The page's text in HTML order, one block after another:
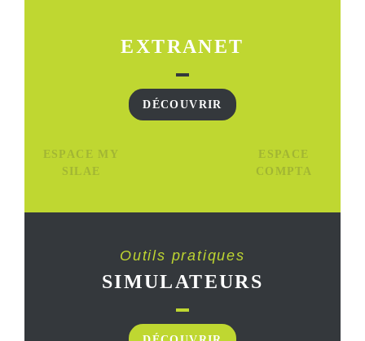
EXTRANET
DÉCOUVRIR
ESPACE MY
SILAE
ESPACE
COMPTA
Outils pratiques
SIMULATEURS